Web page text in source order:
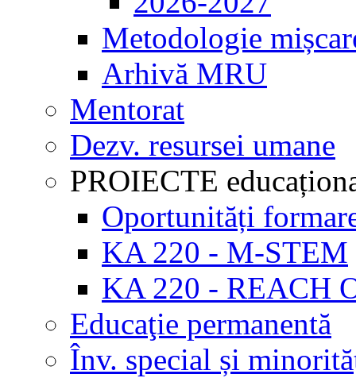
Metodologie
Arhivă MRU
Mentorat
Dezv. resursei umane
PROIECTE
Oportunități
KA 220 - M-STEM
KA 220 - REACH
Educaţie permanentă
Înv. special și